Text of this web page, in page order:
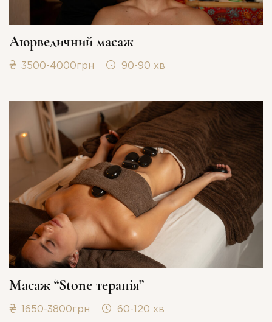
Аюрведичний масаж
3500-4000грн 90-90 хв
Масаж “Stone терапія”
1650-3800грн 60-120 хв